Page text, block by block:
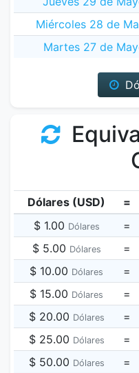
Miércoles 28 de
Martes 27 de
Dólares (USD) =
$ 1.00 Dólares =
$ 5.00 Dólares =
$ 10.00 Dólares =
$ 15.00 Dólares =
$ 20.00 Dólares =
$ 25.00 Dólares =
$ 50.00 Dólares =